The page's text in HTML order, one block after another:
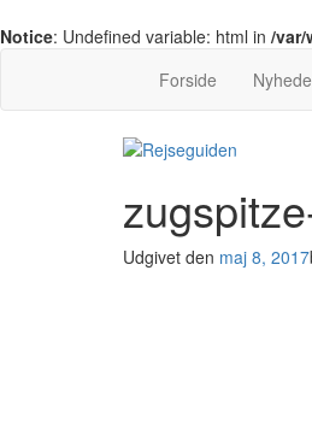
Notice: Undefined variable: html in /
Forside
Udgivet den maj 8, 2017